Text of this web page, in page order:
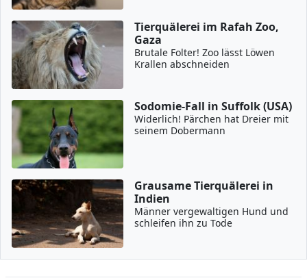
Tierquälerei im Rafah Zoo,
Gaza
Brutale Folter! Zoo lässt Löwen
Krallen abschneiden
Sodomie-Fall in Suffolk (USA)
Widerlich! Pärchen hat Dreier mit
seinem Dobermann
Grausame Tierquälerei in
Indien
Männer vergewaltigen Hund und
schleifen ihn zu Tode